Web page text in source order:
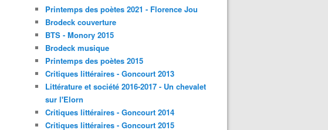
Printemps des poètes 2021 - Florence Jou
Brodeck couverture
BTS - Monory 2015
Brodeck musique
Printemps des poètes 2015
Critiques littéraires - Goncourt 2013
Littérature et société 2016-2017 - Un chevalet
sur l'Elorn
Critiques littéraires - Goncourt 2014
Critiques littéraires - Goncourt 2015